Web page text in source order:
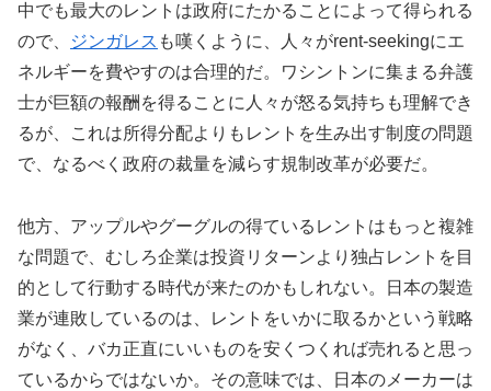
中でも最大のレントは政府にたかることによって得られる
ので、
ジンガレス も嘆くように、人々がrent-seekingにエ
ネルギーを費やすのは合理的だ。ワシントンに集まる弁護
士が巨額の報酬を得ることに人々が怒る気持ちも理解でき
るが、これは所得分配よりもレントを生み出す制度の問題
で、なるべく政府の裁量を減らす規制改革が必要だ。
他方、アップルやグーグルの得ているレントはもっと複雑
な問題で、むしろ企業は投資リターンより独占レントを目
的として行動する時代が来たのかもしれない。日本の製造
業が連敗しているのは、レントをいかに取るかという戦略
がなく、バカ正直にいいものを安くつくれば売れると思っ
ているからではないか。その意味では、日本のメーカーは